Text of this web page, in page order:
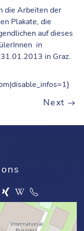
die Arbeiten der
Plakate, die
auf dieses
in
in Graz.
Next